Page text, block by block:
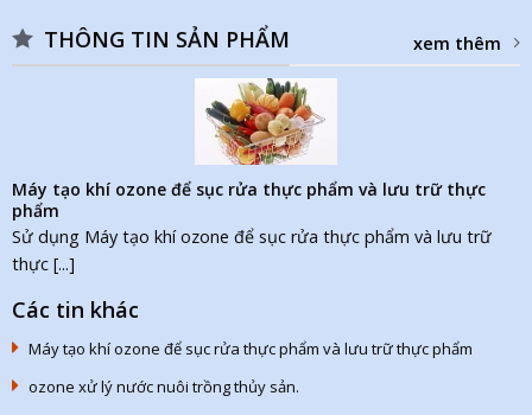
THÔNG TIN SẢN PHẨM xem thêm
Máy tạo khí ozone để sục rửa thực phẩm và lưu trữ thực
phẩm
Sử dụng Máy tạo khí ozone để sục rửa thực phẩm và lưu trữ
thực [...]
Các tin khác
Máy tạo khí ozone để sục rửa thực phẩm và lưu trữ thực phẩm
ozone xử lý nước nuôi trồng thủy sản.